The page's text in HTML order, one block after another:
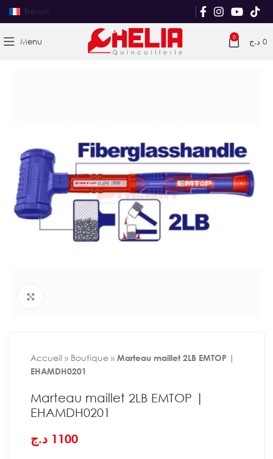
French
Menu 0 0 د.ج
Accueil » Boutique » Marteau maillet 2LB EMTOP |
EHAMDH0201
Marteau maillet 2LB EMTOP |
EHAMDH0201
1100 د.ج